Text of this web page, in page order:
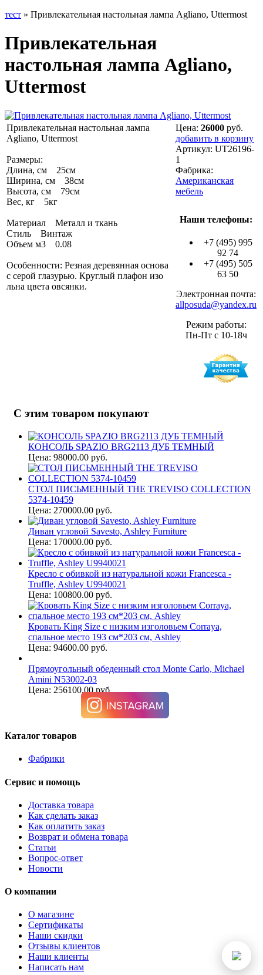
тест » Привлекательная настольная лампа Agliano, Uttermost
Привлекательная
настольная лампа Agliano,
Uttermost
Привлекательная настольная лампа
Agliano, Uttermost
Размеры:
Длина, см 25см
Ширина, см 38см
Высота, см 79см
Вес, кг 5кг
Материал Металл и ткань
Стиль Винтаж
Объем м3 0.08
Особенности: Резная деревянная основа
с серой глазурью. Круглый плафон изо
льна цвета овсянки.
Цена: 26000 руб.
добавить в корзину
Артикул: UT26196-
1
Фабрика:
Американская
мебель
Наши телефоны:
+7 (495) 995
92 74
+7 (495) 505
63 50
Электронная почта:
allposuda@yandex.ru
Режим работы:
Пн-Пт с 10-18ч
С этим товаром покупают
КОНСОЛЬ SPAZIO BRG2113 ДУБ ТЕМНЫЙ
Цена: 98000.00 руб.
СТОЛ ПИСЬМЕННЫЙ THE TREVISO COLLECTION
5374-10459
Цена: 270000.00 руб.
Диван угловой Savesto, Ashley Furniture
Цена: 170000.00 руб.
Кресло с обивкой из натуральной кожи Francesca -
Truffle, Ashley U9940021
Цена: 100800.00 руб.
Кровать King Size с низким изголовьем Corraya,
спальное место 193 см*203 см, Ashley
Цена: 94600.00 руб.
Прямоугольный обеденный стол Monte Carlo, Michael
Amini N53002-03
Цена: 256100.00 руб.
Каталог товаров
Фабрики
Сервис и помощь
Доставка товара
Как сделать заказ
Как оплатить заказ
Возврат и обмена товара
Статьи
Вопрос-ответ
Новости
О компании
О магазине
Сертификаты
Наши скидки
Отзывы клиентов
Наши клиенты
Написать нам